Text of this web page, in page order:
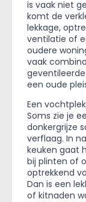
is vaak niet
komt de
lekkage,
ventilatie of
oudere
vaak
een oude
Een
Soms zie je
donkergrijze
verflaag. In
keuken gaat
bij plinten of
optrekkend
Dan is een
of kitnaden